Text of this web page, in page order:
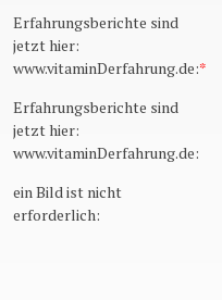
Erfahrungsberichte sind
jetzt hier:
www.vitaminDerfahrung.de:*
Erfahrungsberichte sind
jetzt hier:
www.vitaminDerfahrung.de:
ein Bild ist nicht
erforderlich: